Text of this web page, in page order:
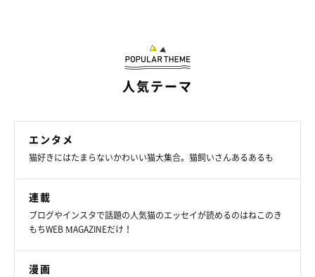
人気テーマ
エンタメ
猫好きにはたまらないかわいい猫大集合。猫飼いさんあるあるも
連載
ブログやインスタで話題の人気猫のエッセイが読めるのはねこのき
もちWEB MAGAZINEだけ！
漫画